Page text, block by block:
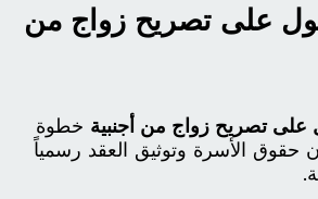
على تصريح زواج من
تصريح زواج من أجنبية خطوة
حقوق الأسرة وتوثيق العقد رسمياً